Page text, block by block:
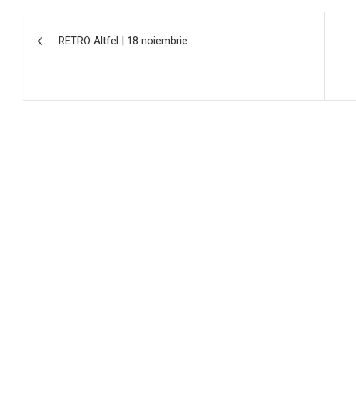
RETRO Altfel | 18 noiembrie